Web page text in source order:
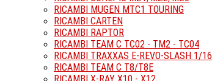
RICAMBI MUGEN MTC1 TOURING
RICAMBI CARTEN
RICAMBI RAPTOR
RICAMBI TEAM C TC02 - TM2 - TC04
RICAMBI TRAXXAS E-REVO-SLASH 1/16
RICAMBI TEAM C T8/T8E